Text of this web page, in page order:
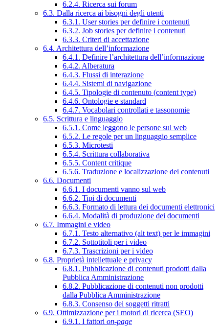
6.2.4. Ricerca sui forum
6.3. Dalla ricerca ai bisogni degli utenti
6.3.1. User stories per definire i contenuti
6.3.2. Job stories per definire i contenuti
6.3.3. Criteri di accettazione
6.4. Architettura dell’informazione
6.4.1. Definire l’architettura dell’informazione
6.4.2. Alberatura
6.4.3. Flussi di interazione
6.4.4. Sistemi di navigazione
6.4.5. Tipologie di contenuto (content type)
6.4.6. Ontologie e standard
6.4.7. Vocabolari controllati e tassonomie
6.5. Scrittura e linguaggio
6.5.1. Come leggono le persone sul web
6.5.2. Le regole per un linguaggio semplice
6.5.3. Microtesti
6.5.4. Scrittura collaborativa
6.5.5. Content critique
6.5.6. Traduzione e localizzazione dei contenuti
6.6. Documenti
6.6.1. I documenti vanno sul web
6.6.2. Tipi di documenti
6.6.3. Formato di lettura dei documenti elettronici
6.6.4. Modalità di produzione dei documenti
6.7. Immagini e video
6.7.1. Testo alternativo (alt text) per le immagini
6.7.2. Sottotitoli per i video
6.7.3. Trascrizioni per i video
6.8. Proprietà intellettuale e privacy
6.8.1. Pubblicazione di contenuti prodotti dalla
Pubblica Amministrazione
6.8.2. Pubblicazione di contenuti non prodotti
dalla Pubblica Amministrazione
6.8.3. Consenso dei soggetti ritratti
6.9. Ottimizzazione per i motori di ricerca (SEO)
6.9.1. I fattori on-page